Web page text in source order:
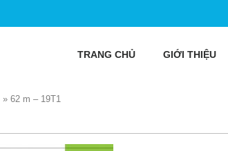
TRANG CHỦ GIỚI THIỆU
» 62 m – 19T1